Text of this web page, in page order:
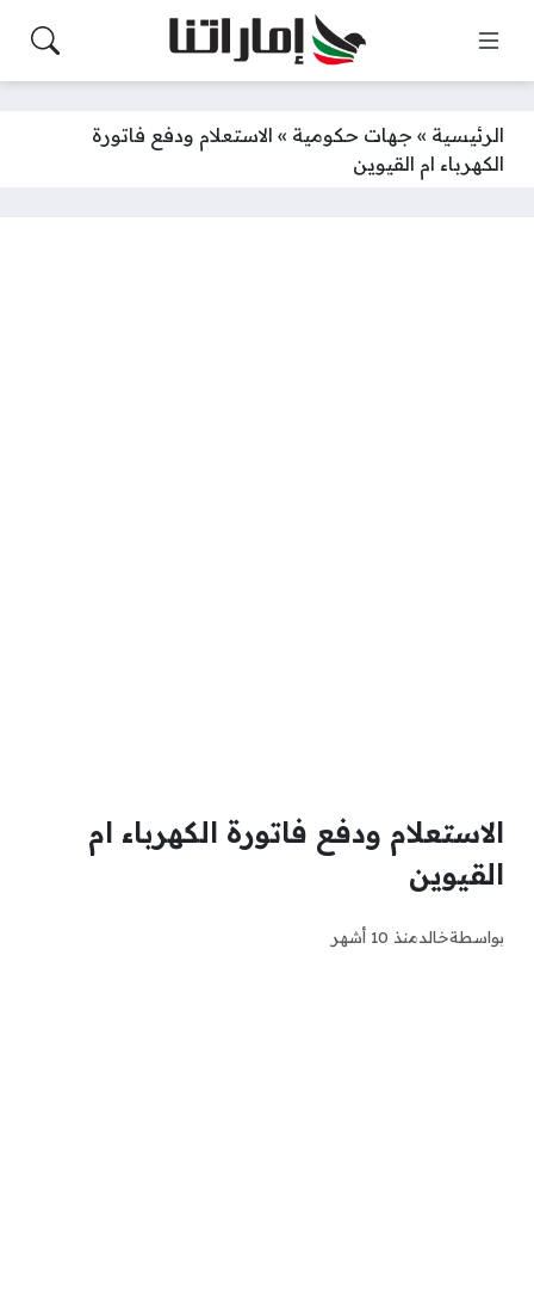
الرئيسية » جهات حكومية » الاستعلام ودفع فاتورة
الكهرباء ام القيوين
الاستعلام ودفع فاتورة الكهرباء ام
القيوين
بواسطةخالدمنذ 10 أشهر